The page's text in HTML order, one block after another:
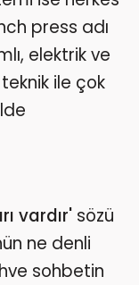
press adı
elektrik ve
ile çok
vardır' sözü
ne denli
sohbetin